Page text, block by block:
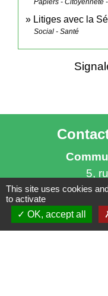
Papiers - Citoyenneté
Litiges avec la
Social - Santé
5,
60220
This site uses cookies
to activate
OK, accept all